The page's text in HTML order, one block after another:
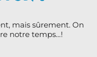
mais sûrement. On
notre temps…!